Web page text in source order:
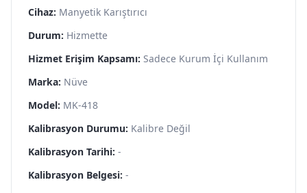
Cihaz: Manyetik Karıştırıcı
Durum: Hizmette
Hizmet Erişim Kapsamı: Sadece Kurum İçi Kullanım
Marka: Nüve
Model: MK-418
Kalibrasyon Durumu: Kalibre Değil
Kalibrasyon Tarihi: -
Kalibrasyon Belgesi: -